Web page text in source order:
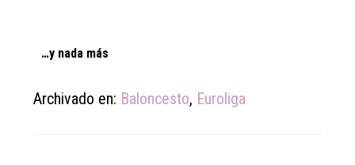
…y nada más
Archivado en: Baloncesto, Euroliga